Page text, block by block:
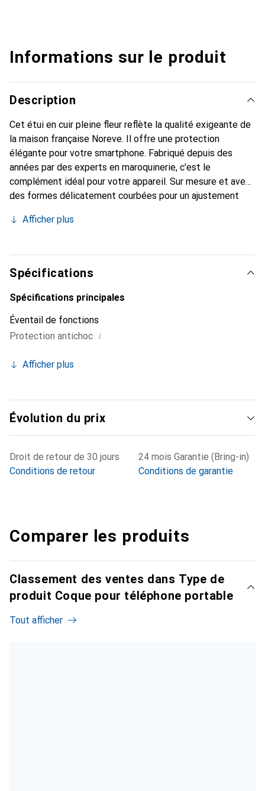
Informations sur le produit
Description
Cet étui en cuir pleine fleur reflète la qualité exigeante de
la maison française Noreve. Il offre une protection
élégante pour votre smartphone. Fabriqué depuis des
années par des experts en maroquinerie, c'est le
complément idéal pour votre appareil. Sur mesure et avec
des formes délicatement courbées pour un ajustement
votre smartphone. La marque Noreve est reconnue
constitue toujours un bon choix pour le client exigeant.
Afficher plus
Spécifications
Spécifications principales
Éventail de fonctions
Protection antichoc i
Afficher plus
Évolution du prix
Droit de retour de 30 jours
Conditions de retour
24 mois Garantie (Bring-in)
Conditions de garantie
Comparer les produits
Classement des ventes dans Type de
produit Coque pour téléphone portable
Tout afficher